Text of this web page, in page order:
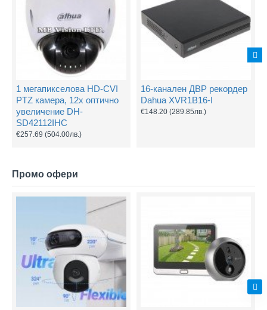
1 мегапикселова HD-CVI
PTZ камера, 12х оптично
увеличение DH-
SD42112IHC
€257.69 (504.00лв.)
16-канален ДВР рекордер
Dahua XVR1B16-I
€148.20 (289.85лв.)
Промо офери